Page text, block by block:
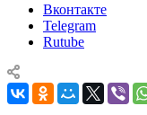
Вконтакте
Telegram
Rutube